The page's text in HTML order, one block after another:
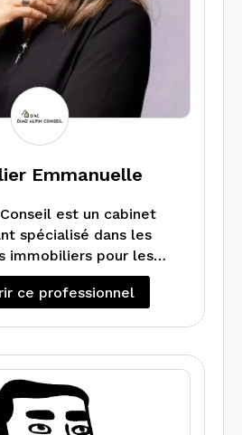
Emmanuelle
est un cabinet
spécialisé dans les
immobiliers pour les
les collectivités et les
. Basé à La Mure (38),
les diagnostics
la vente ou la location de
(logement ou local
prestations incluent :
ce professionnel